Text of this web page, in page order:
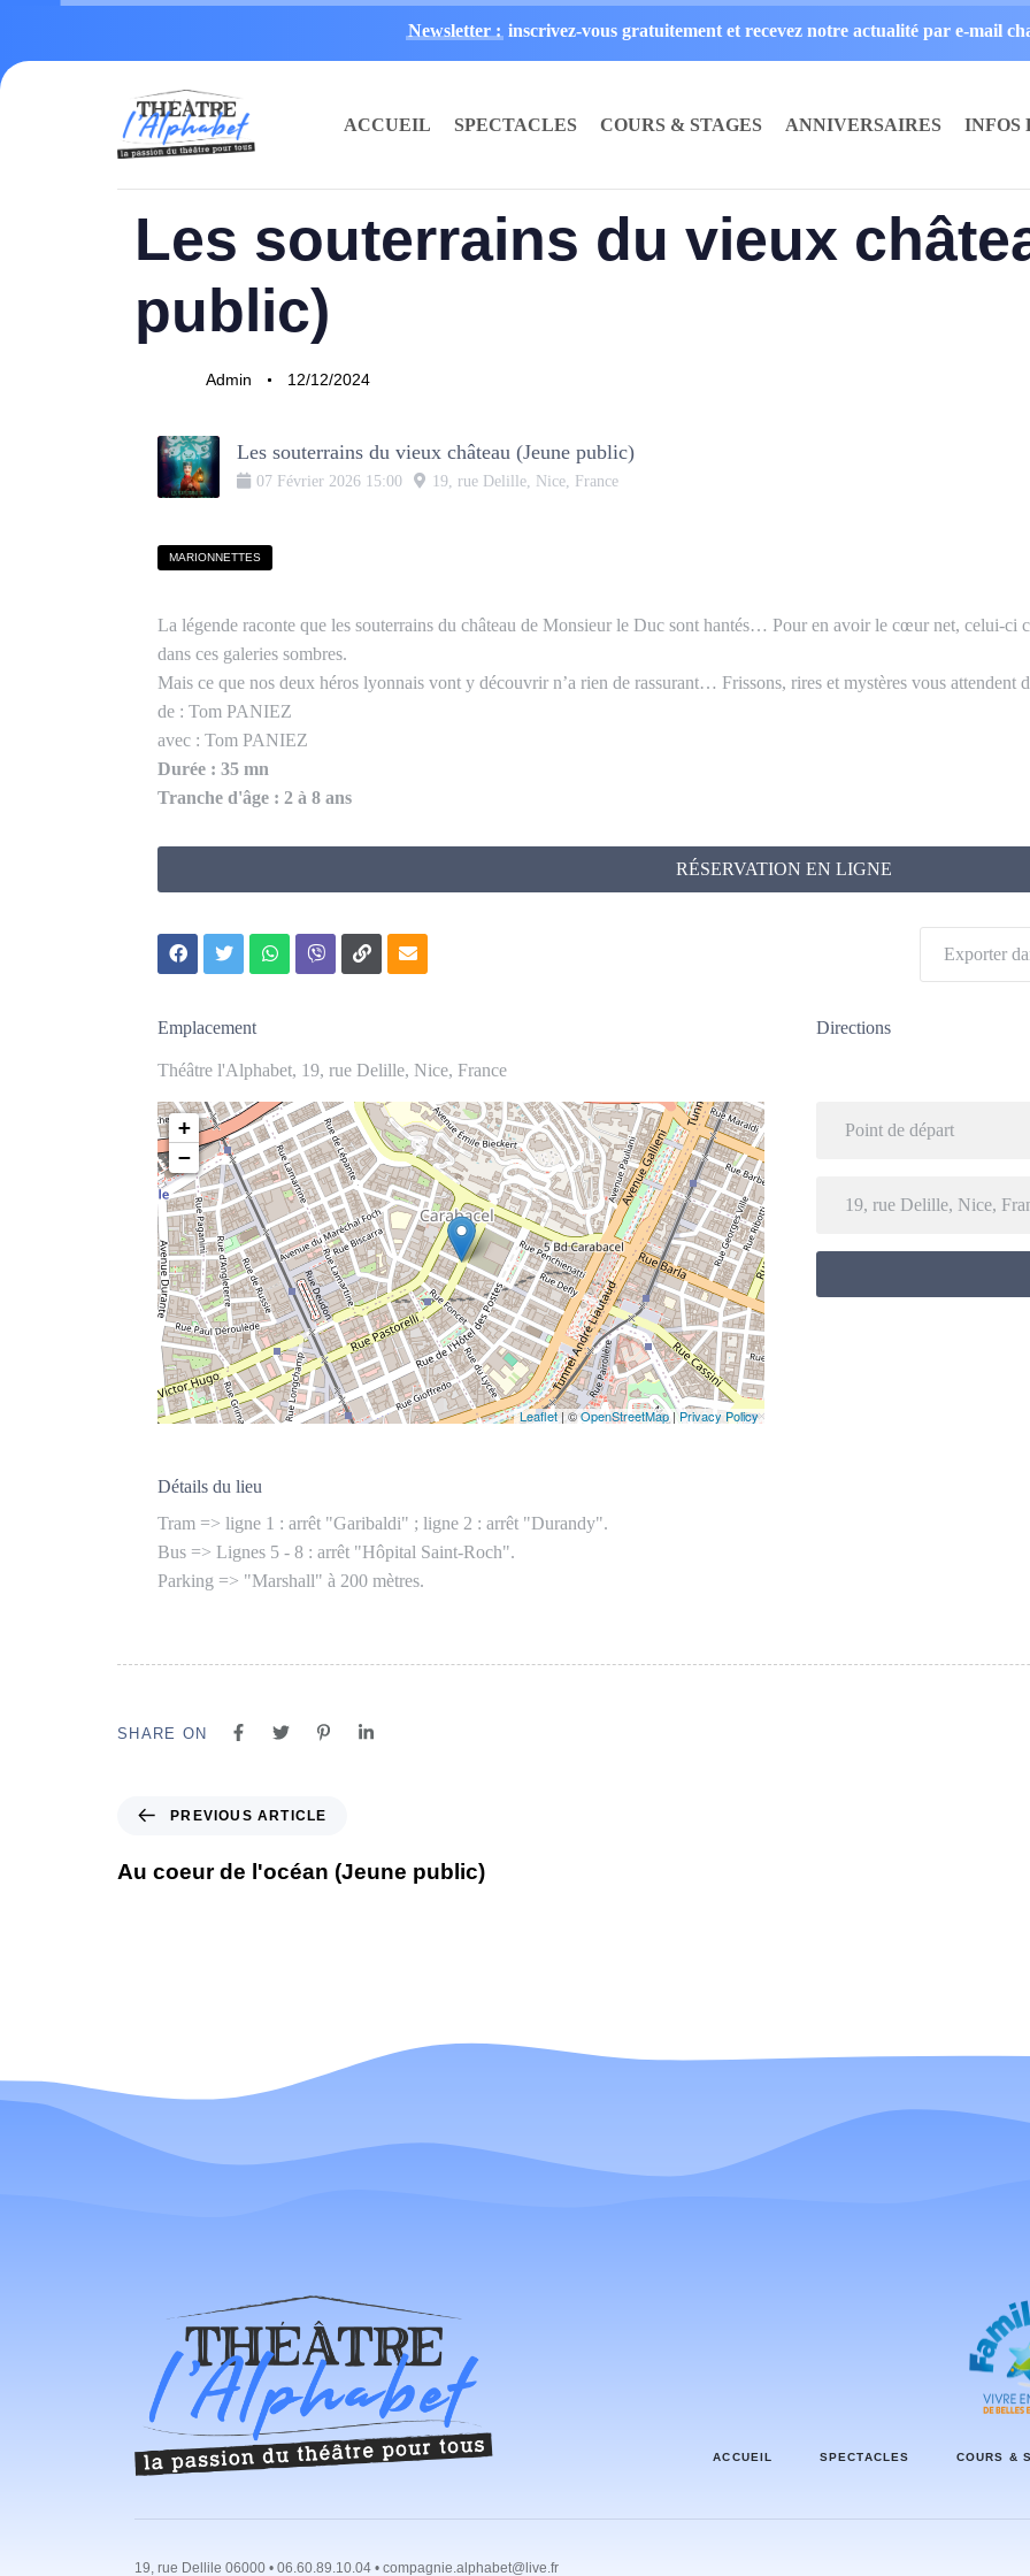
Newsletter : inscrivez-vous gratuitement et recevez notre actualité par e-mail
ACCUEIL SPECTACLES COURS & STAGES ANNIVERSAIRES INFOS
IN:
Les souterrains du vieux
public)
Admin
on:
12/12/2024
Les souterrains du vieux château (Jeune public)
07 Février 2026 15:00 19, rue Delille, Nice, France
MARIONNETTES
La légende raconte que les souterrains du château de Monsieur le Duc sont hantés… Pour en avoir le cœur net, celui-ci
dans ces galeries sombres.
Mais ce que nos deux héros lyonnais vont y découvrir n’a rien de rassurant… Frissons, rires et mystères vous attendent
de : Tom PANIEZ
avec : Tom PANIEZ
Durée : 35 mn
Tranche d'âge : 2 à 8 ans
RÉSERVATION EN LIGNE
Exporter
Emplacement
Théâtre l'Alphabet, 19, rue Delille, Nice, France
Directions
+
−
Leaflet| ©OpenStreetMap| Privacy Policy
Détails du lieu
Tram => ligne 1 : arrêt "Garibaldi" ; ligne 2 : arrêt "Durandy".
Bus => Lignes 5 - 8 : arrêt "Hôpital Saint-Roch".
Parking => "Marshall" à 200 mètres.
SHARE ON
PREVIOUS ARTICLE
Au coeur de l'océan (Jeune public)
ACCUEIL SPECTACLES COURS &
19, rue Dellile 06000 • 06.60.89.10.04 • compagnie.alphabet@live.fr